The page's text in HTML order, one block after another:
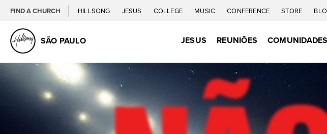
FIND A CHURCH HILLSONG JESUS COLLEGE MUSIC CONFERENCE STORE
SÃO PAULO JESUS REUNIÕES COMUNIDADES